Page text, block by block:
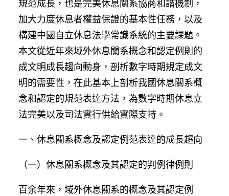
規范成長，也是完美休息關系協商和諧機制，
加大力度休息者權益保證的基本性任務，以及
構建中國自立休息法學常識系統的主要課題。
本文從近年來域外休息關系概念和認定例則的
成文明成長趨向動身，剖析數字時期規定成文
明的需要性，在此基本上剖析我國休息關系概
念和認定的規范表達方法，為數字時期休息立
法完美以及司法實行供給實際支持。
一、休息關系概念及認定例范表達的成長趨向
（一）休息關系概念及其認定的判例律例則
百余年來，域外休息關系的概念及其認定例